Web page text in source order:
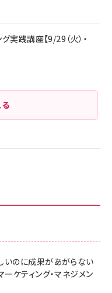
いのに成果があがらない
ケティング・マネジメン
践講座【9/29（火）・